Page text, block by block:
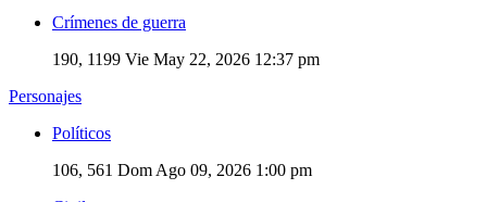
Crímenes de guerra
190, 1199 Vie May 22, 2026 12:37 pm
Personajes
Políticos
106, 561 Dom Ago 09, 2026 1:00 pm